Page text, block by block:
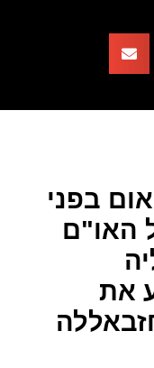
בפני
האו"ם
את